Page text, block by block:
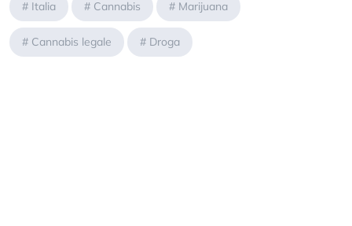
# Italia # Cannabis # Marijuana
# Cannabis legale # Droga